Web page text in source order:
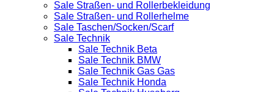
Sale Straßen- und Rollerbekleidung
Sale Straßen- und Rollerhelme
Sale Taschen/Socken/Scarf
Sale Technik
Sale Technik Beta
Sale Technik BMW
Sale Technik Gas Gas
Sale Technik Honda